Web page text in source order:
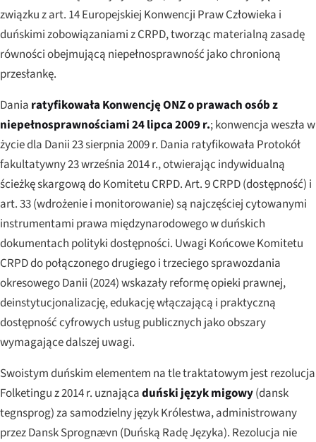
związku z art. 14 Europejskiej Konwencji Praw Człowieka i
duńskimi zobowiązaniami z CRPD, tworząc materialną zasadę
równości obejmującą niepełnosprawność jako chronioną
przesłankę.
Dania ratyfikowała Konwencję ONZ o prawach osób z
niepełnosprawnościami 24 lipca 2009 r.; konwencja weszła w
życie dla Danii 23 sierpnia 2009 r. Dania ratyfikowała Protokół
fakultatywny 23 września 2014 r., otwierając indywidualną
ścieżkę skargową do Komitetu CRPD. Art. 9 CRPD (dostępność) i
art. 33 (wdrożenie i monitorowanie) są najczęściej cytowanymi
instrumentami prawa międzynarodowego w duńskich
dokumentach polityki dostępności. Uwagi Końcowe Komitetu
CRPD do połączonego drugiego i trzeciego sprawozdania
okresowego Danii (2024) wskazały reformę opieki prawnej,
deinstytucjonalizację, edukację włączającą i praktyczną
dostępność cyfrowych usług publicznych jako obszary
wymagające dalszej uwagi.
Swoistym duńskim elementem na tle traktatowym jest rezolucja
Folketingu z 2014 r. uznającaduński język migowy(dansk
tegnsprog) za samodzielny język Królestwa, administrowany
przez Dansk Sprognævn (Duńską Radę Języka). Rezolucja nie